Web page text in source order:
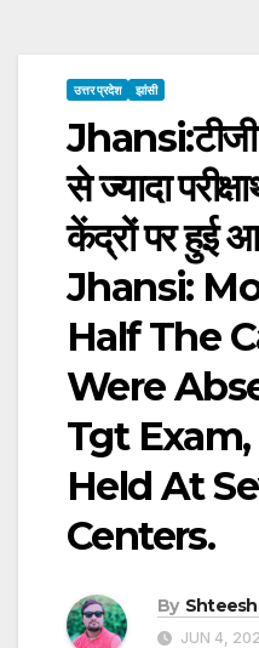
उत्तर प्रदेश झांसी
से ज्यादा
केंद्रों पर हुई
Jhansi:
Half The
Were
Tgt
Held At
Centers.
By
JUN 4,